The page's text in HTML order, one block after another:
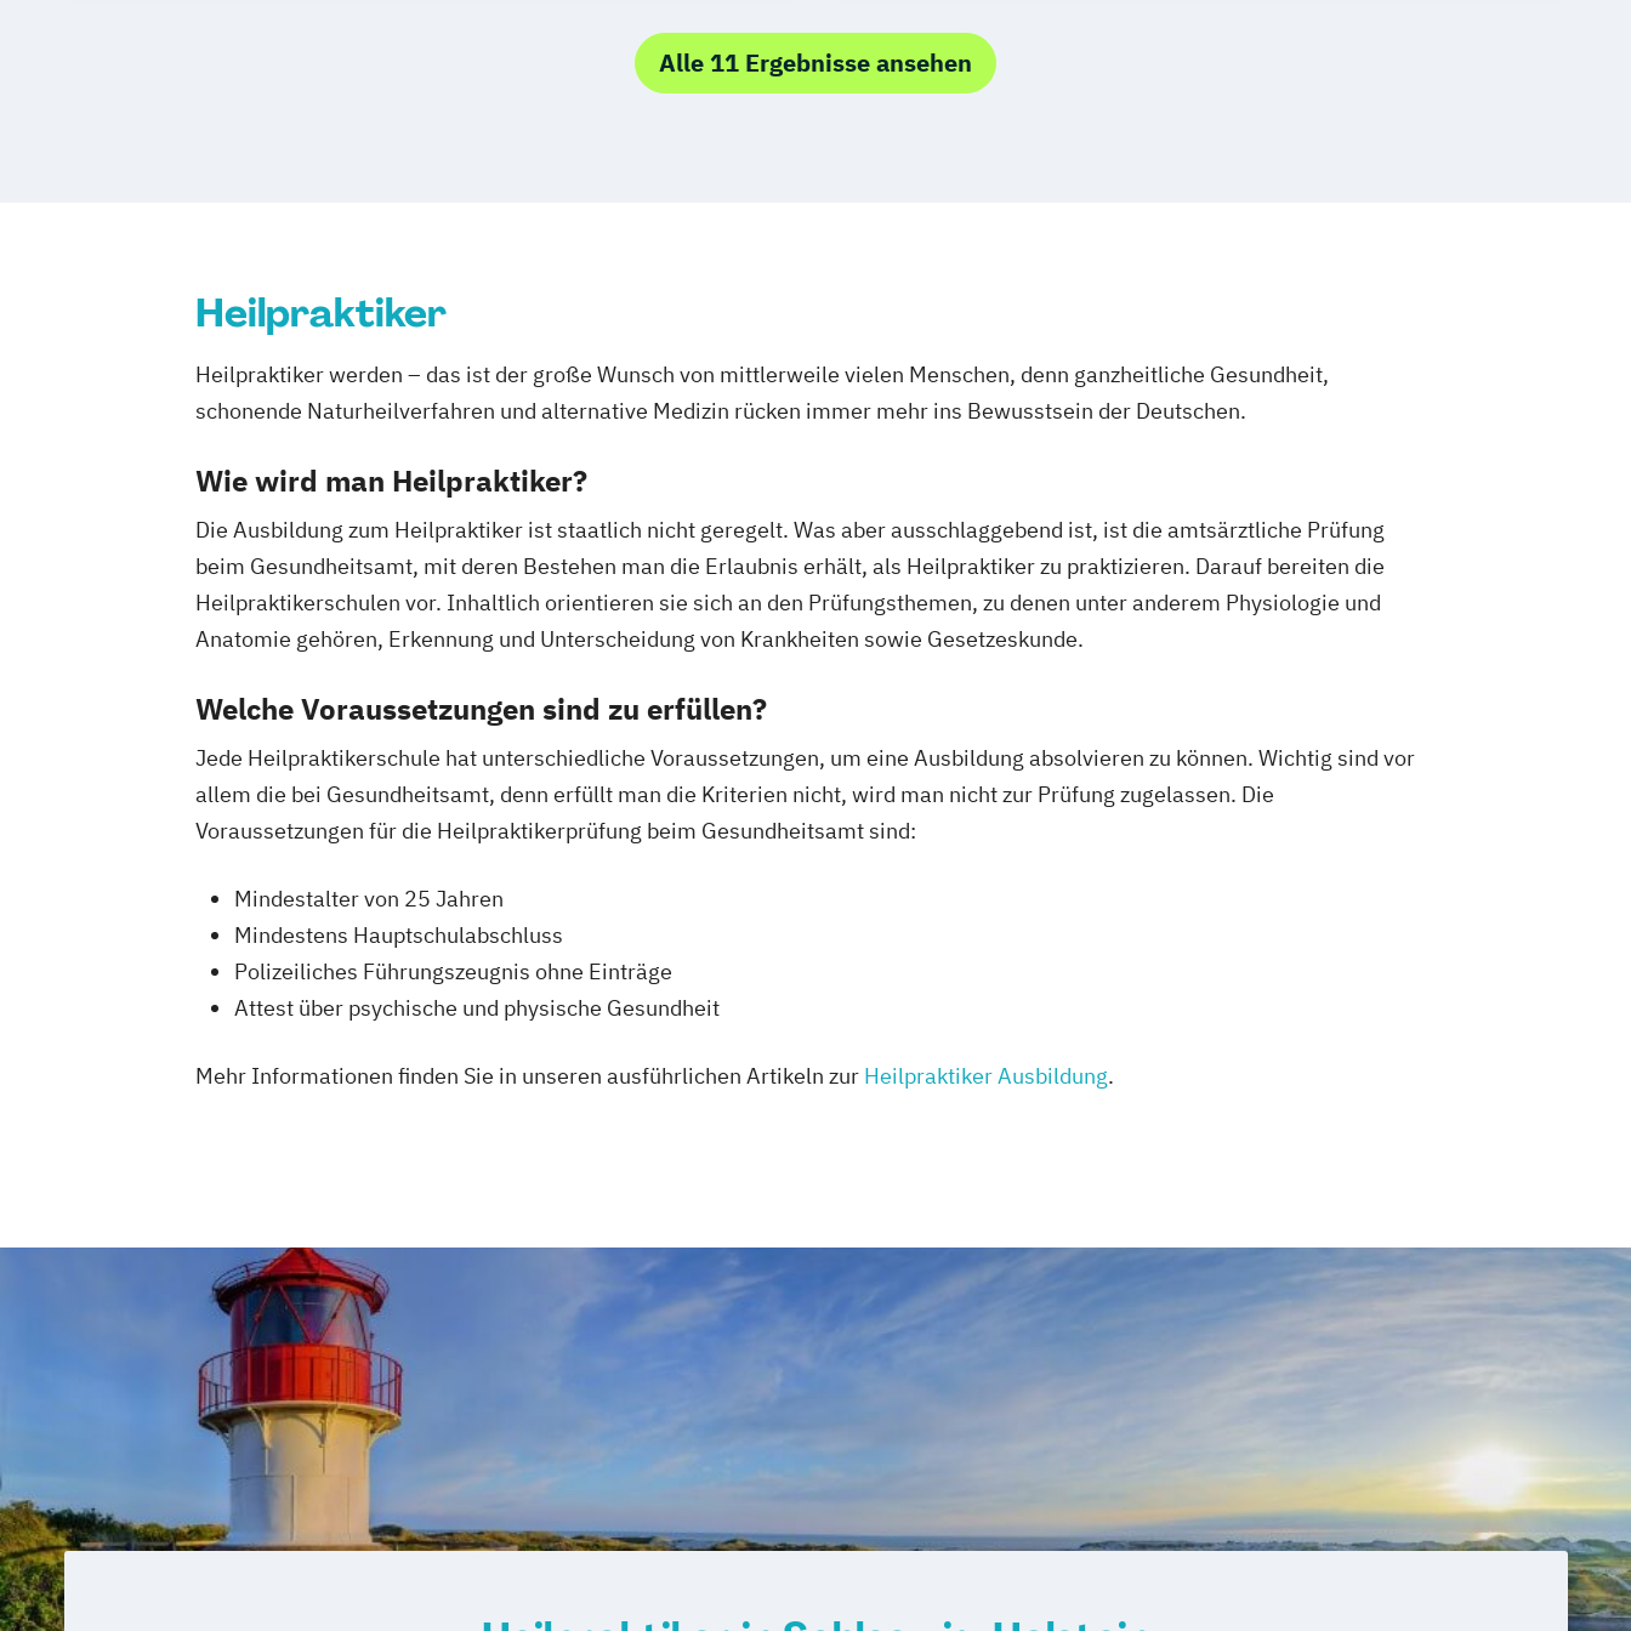
Alle 11 Ergebnisse ansehen
Heilpraktiker
Heilpraktiker werden – das ist der große Wunsch von mittlerweile vielen Menschen, denn ganzheitliche Gesundheit,
schonende Naturheilverfahren und alternative Medizin rücken immer mehr ins Bewusstsein der Deutschen.
Wie wird man Heilpraktiker?
Die Ausbildung zum Heilpraktiker ist staatlich nicht geregelt. Was aber ausschlaggebend ist, ist die amtsärztliche Prüfung
beim Gesundheitsamt, mit deren Bestehen man die Erlaubnis erhält, als Heilpraktiker zu praktizieren. Darauf bereiten die
Heilpraktikerschulen vor. Inhaltlich orientieren sie sich an den Prüfungsthemen, zu denen unter anderem Physiologie und
Anatomie gehören, Erkennung und Unterscheidung von Krankheiten sowie Gesetzeskunde.
Welche Voraussetzungen sind zu erfüllen?
Jede Heilpraktikerschule hat unterschiedliche Voraussetzungen, um eine Ausbildung absolvieren zu können. Wichtig sind vor
allem die bei Gesundheitsamt, denn erfüllt man die Kriterien nicht, wird man nicht zur Prüfung zugelassen. Die
Voraussetzungen für die Heilpraktikerprüfung beim Gesundheitsamt sind:
Mindestalter von 25 Jahren
Mindestens Hauptschulabschluss
Polizeiliches Führungszeugnis ohne Einträge
Attest über psychische und physische Gesundheit
Mehr Informationen finden Sie in unseren ausführlichen Artikeln zur Heilpraktiker Ausbildung.